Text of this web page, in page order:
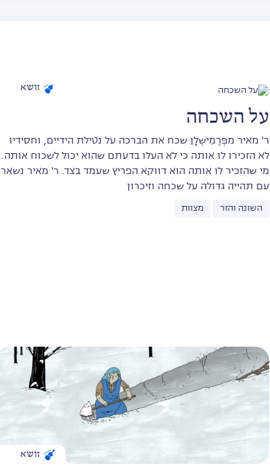
זושא
על השכחה
ר' מאיר מפְּרֶמִישְׁלָן שכח את הברכה על נטילת הידיים, וחסידיו
לא הזכירו לו אותה כי לא העלו בדעתם שהוא יכול לשכוח אותה.
מי שהזכיר לו אותה הוא דווקא הפריץ שעמד בצד. ר' מאיר נשאר
עם תהייה גדולה על שכחה וזיכרון
השונה והזר מצוות
זושא